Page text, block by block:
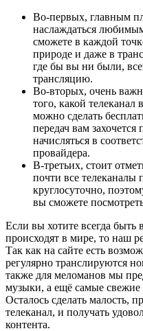
Во-первых, главным
наслаждаться
сможете в каждой
природе и даже в
где бы вы ни были,
трансляцию.
Во-вторых, очень
того, какой телеканал
можно сделать
передач вам захочется
начисляться в
провайдера.
В-третьих, стоит
почти все телеканалы
круглосуточно,
вы сможете
Если вы хотите всегда быть
происходят в мире, то наш
Так как на сайте есть
регулярно транслируются
также для меломанов мы
музыки, а ещё самые
Осталось сделать малость,
телеканал, и получать
контента.